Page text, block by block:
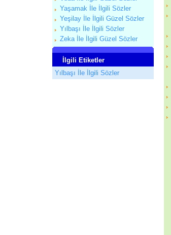
Yaşamak İle İlgili Sözler
Yeşilay İle İlgili Güzel Sözler
Yılbaşı İle İlgili Sözler
Zeka İle İlgili Güzel Sözler
İlgili Etiketler
Yılbaşı İle İlgili Sözler